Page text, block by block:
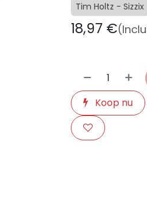
Tim Holtz - Sizzix
18,97 €
Koop nu